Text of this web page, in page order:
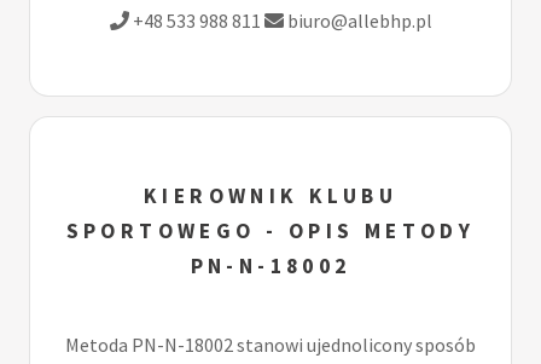
+48 533 988 811 biuro@allebhp.pl
KIEROWNIK KLUBU
SPORTOWEGO - OPIS METODY
PN-N-18002
Metoda PN-N-18002 stanowi ujednolicony sposób